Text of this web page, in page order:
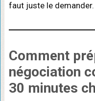
faut juste le demander.
Comment
négociation
30 minutes